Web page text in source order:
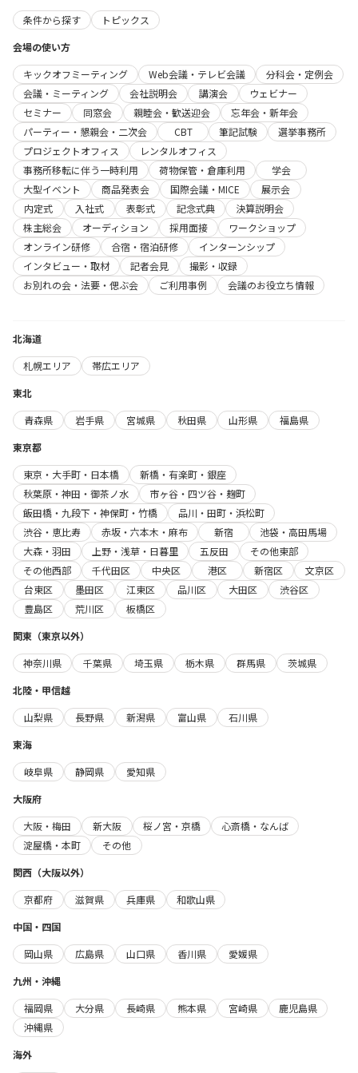
条件から探す
トピックス
会場の使い方
キックオフミーティング
Web会議・テレビ会議
分科会・定例会
会議・ミーティング
会社説明会 講演会
ウェビナー
セミナー
同窓会 親睦会・歓送迎会
忘年会・新年会
パーティー・懇親会・二次会
CBT 筆記試験
選挙事務所
プロジェクトオフィス
レンタルオフィス
事務所移転に伴う一時利用
荷物保管・倉庫利用
学会
大型イベント
商品発表会 国際会議・MICE
展示会
内定式
入社式 表彰式 記念式典
決算説明会
株主総会
オーディション 採用面接
ワークショップ
オンライン研修
合宿・宿泊研修
インターンシップ
インタビュー・取材
記者会見
撮影・収録
お別れの会・法要・偲ぶ会
ご利用事例 会議のお役立ち情報
北海道
札幌エリア
帯広エリア
東北
青森県
岩手県 宮城県 秋田県 山形県
福島県
東京都
東京・大手町・日本橋
新橋・有楽町・銀座
秋葉原・神田・御茶ノ水
市ヶ谷・四ツ谷・麹町
飯田橋・九段下・神保町・竹橋
品川・田町・浜松町
渋谷・恵比寿
赤坂・六本木・麻布 新宿
池袋・高田馬場
大森・羽田
上野・浅草・日暮里 五反田
その他東部
その他西部
千代田区 中央区 港区 新宿区
文京区
台東区
墨田区 江東区 品川区 大田区
渋谷区
豊島区
荒川区
板橋区
関東（東京以外）
神奈川県
千葉県 埼玉県 栃木県 群馬県
茨城県
北陸・甲信越
山梨県
長野県 新潟県 富山県
石川県
東海
岐阜県
静岡県
愛知県
大阪府
大阪・梅田
新大阪 桜ノ宮・京橋
心斎橋・なんば
淀屋橋・本町
その他
関西（大阪以外）
京都府
滋賀県 兵庫県
和歌山県
中国・四国
岡山県
広島県 山口県 香川県
愛媛県
九州・沖縄
福岡県
大分県 長崎県 熊本県 宮崎県
鹿児島県
沖縄県
海外